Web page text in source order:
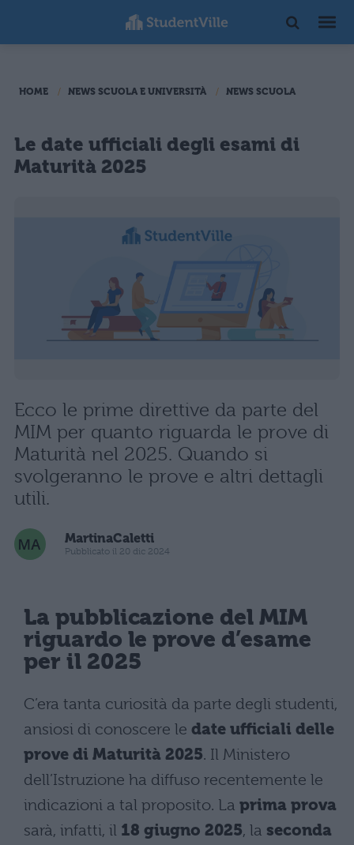
HOME NEWS SCUOLA E UNIVERSITÀ NEWS SCUOLA
Le date ufficiali degli esami di
Maturità 2025
Ecco le prime direttive da parte del
MIM per quanto riguarda le prove di
Maturità nel 2025. Quando si
svolgeranno le prove e altri dettagli
utili.
MartinaCaletti
Pubblicato il 20 dic 2024
La pubblicazione del MIM
riguardo le prove d’esame
per il 2025
C’era tanta curiosità da parte degli studenti,
ansiosi di conoscere le date ufficiali delle
prove di Maturità 2025. Il Ministero
dell’Istruzione ha diffuso recentemente le
indicazioni a tal proposito. La prima prova
sarà, infatti, il 18 giugno 2025, la seconda